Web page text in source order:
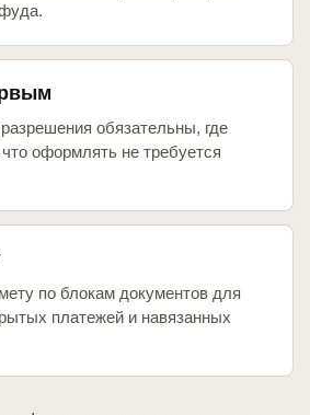
обязательны, где
оформлять не требуется
по блокам документов для
платежей и навязанных